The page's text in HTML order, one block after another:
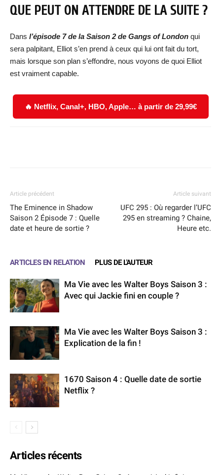
QUE PEUT ON ATTENDRE DE LA SUITE ?
Dans l’épisode 7 de la Saison 2 de Gangs of London qui
sera palpitant, Elliot s’en prend à ceux qui lui ont fait du tort,
mais lorsque son plan s’effondre, nous voyons de quoi Elliot
est vraiment capable.
🔥 Netflix, Canal+, HBO, Apple… à partir de 29,99€
Article précédent
The Eminence in Shadow
Saison 2 Épisode 7 : Quelle
date et heure de sortie ?
Article suivant
UFC 295 : Où regarder l’UFC
295 en streaming ? Chaine,
Heure etc.
ARTICLES EN RELATION PLUS DE L'AUTEUR
Ma Vie avec les Walter Boys Saison 3 :
Avec qui Jackie fini en couple ?
Ma Vie avec les Walter Boys Saison 3 :
Explication de la fin !
1670 Saison 4 : Quelle date de sortie
Netflix ?
Articles récents